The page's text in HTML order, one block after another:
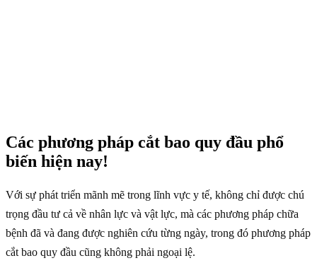
Các phương pháp cắt bao quy đầu phổ
biến hiện nay!
Với sự phát triển mãnh mẽ trong lĩnh vực y tế, không chỉ được chú
trọng đầu tư cả về nhân lực và vật lực, mà các phương pháp chữa
bệnh đã và đang được nghiên cứu từng ngày, trong đó phương pháp
cắt bao quy đầu cũng không phải ngoại lệ.